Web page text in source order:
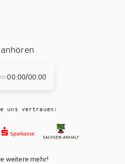
00:00/00:00
uns vertrauen:
weitere mehr!